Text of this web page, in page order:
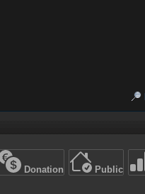
Donation Public